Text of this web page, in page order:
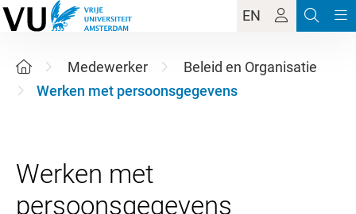
EN
Medewerker
Beleid en Organisatie
Werken met persoonsgegevens
Werken met